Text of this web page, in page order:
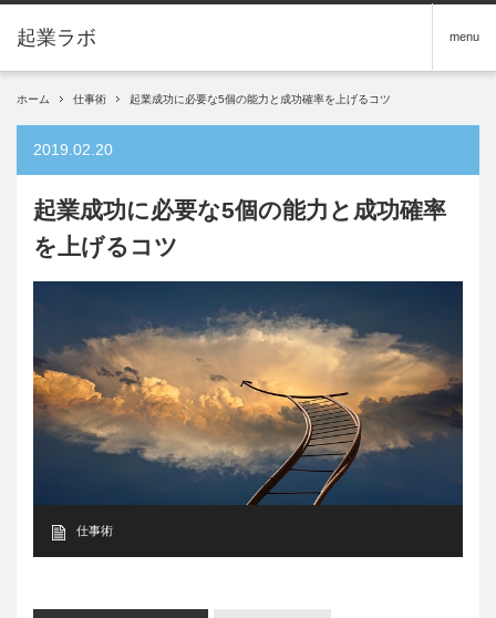
menu
ホーム 仕事術 起業成功に必要な5個の能力と成功確率を上げるコツ
2019.02.20
起業成功に必要な5個の能力と成功確率
を上げるコツ
仕事術